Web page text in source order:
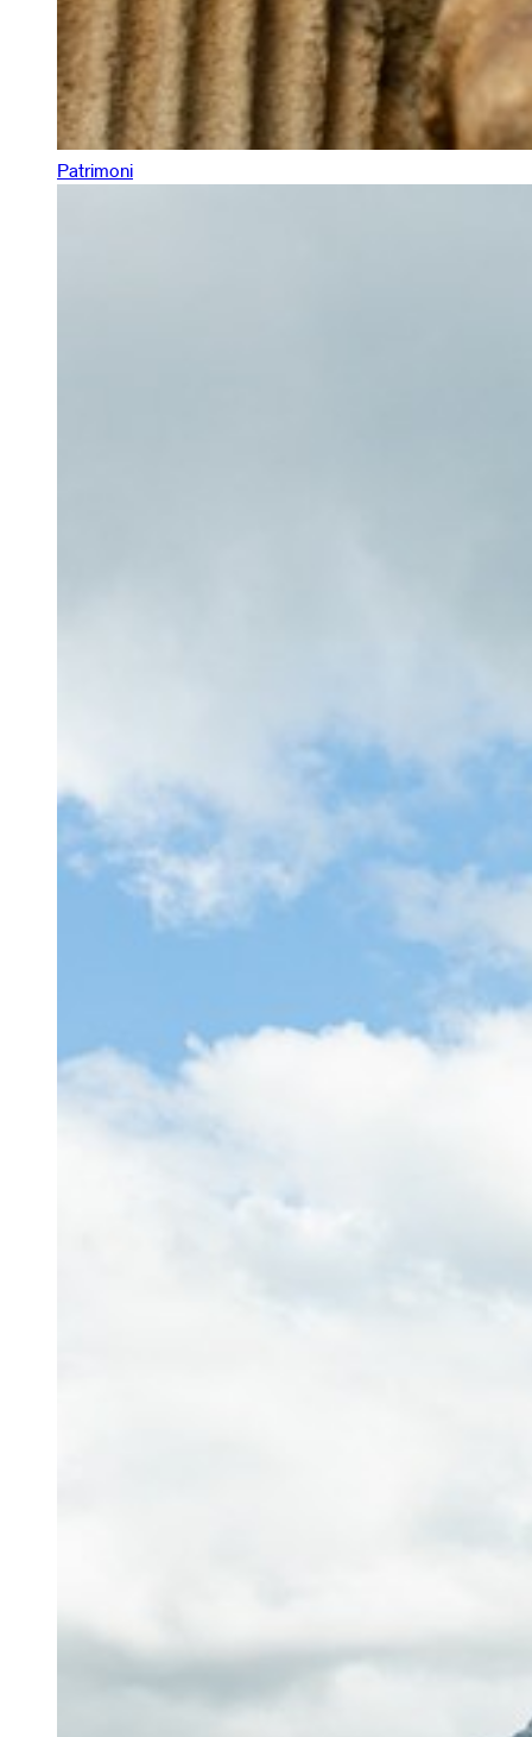
Patrimoni